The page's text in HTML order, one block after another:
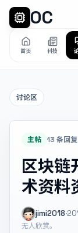
OC
首页 科技
讨论区
主帖 13 条回复
区块链
术资料
jimi2018·
无人欣赏。